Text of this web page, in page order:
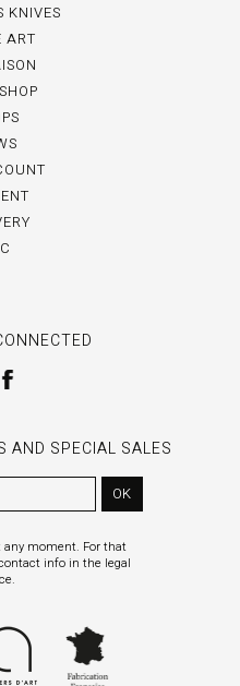
KNIVES
ART
AND SPECIAL SALES
OK
moment. For that
info in the legal